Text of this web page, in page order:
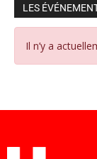
LES
Il n’y a